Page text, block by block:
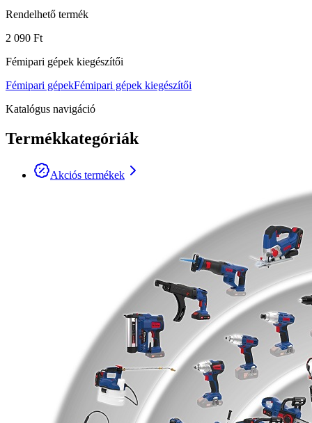
Rendelhető termék
2 090 Ft
Fémipari gépek kiegészítői
Fémipari gépekFémipari gépek kiegészítői
Katalógus navigáció
Termékkategóriák
Akciós termékek